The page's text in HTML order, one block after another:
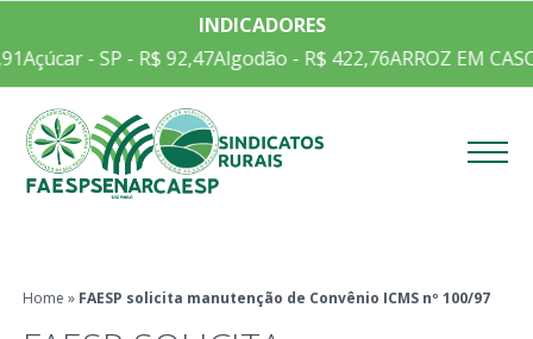
INDICADORES
Açúcar - SP - R$ 92,47Algodão - R$ 422,76ARROZ EM
Home » FAESP solicita manutenção de Convênio ICMS nº 100/97